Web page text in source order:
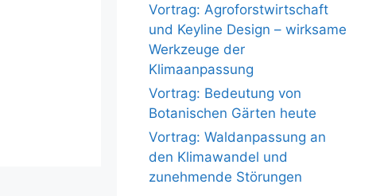
Vortrag: Agroforstwirtschaft
und Keyline Design – wirksame
Werkzeuge der
Klimaanpassung
Vortrag: Bedeutung von
Botanischen Gärten heute
Vortrag: Waldanpassung an
den Klimawandel und
zunehmende Störungen